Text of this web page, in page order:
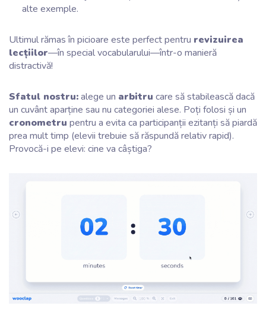
alte exemple.
Ultimul rămas în picioare este perfect pentru revizuirea
lecțiilor—în special vocabularului—într-o manieră
distractivă!
Sfatul nostru:alege un arbitru care să stabilească dacă
un cuvânt aparține sau nu categoriei alese. Poți folosi și un
cronometru pentru a evita ca participanții ezitanți să piardă
prea mult timp (elevii trebuie să răspundă relativ rapid).
Provocă-i pe elevi: cine va câștiga?